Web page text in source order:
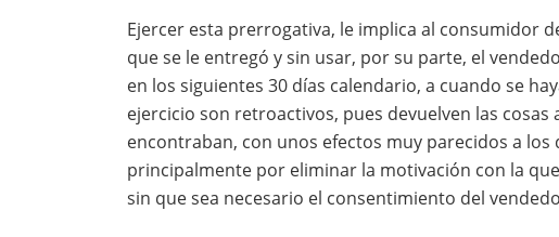
Ejercer esta prerrogativa, le implica al consumidor
que se le entregó y sin usar, por su parte, el
en los siguientes 30 días calendario, a cuando se
ejercicio son retroactivos, pues devuelven las
encontraban, con unos efectos muy parecidos a los
principalmente por eliminar la motivación con la
sin que sea necesario el consentimiento del